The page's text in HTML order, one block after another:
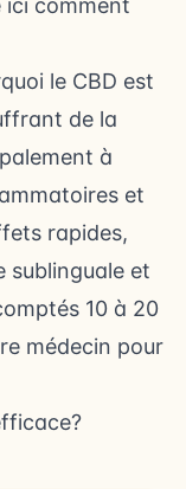
ici comment
le CBD est
de la
à
et
rapides,
sublinguale et
10 à 20
médecin pour
?